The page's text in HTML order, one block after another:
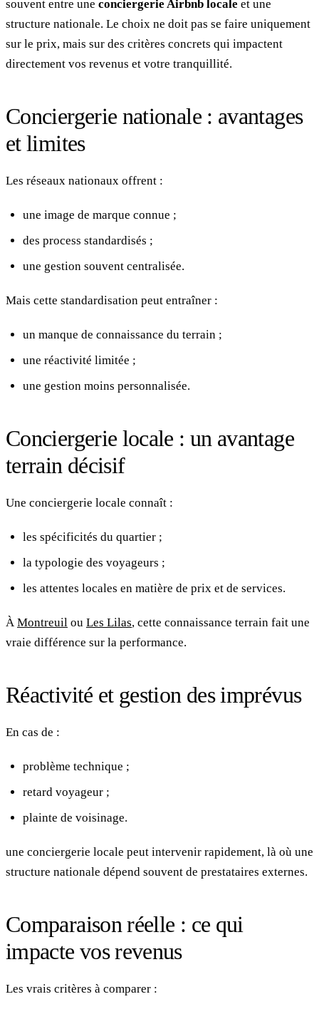
souvent entre une conciergerie Airbnb locale et une
structure nationale. Le choix ne doit pas se faire uniquement
sur le prix, mais sur des critères concrets qui impactent
directement vos revenus et votre tranquillité.
Conciergerie nationale : avantages
et limites
Les réseaux nationaux offrent :
une image de marque connue ;
des process standardisés ;
une gestion souvent centralisée.
Mais cette standardisation peut entraîner :
un manque de connaissance du terrain ;
une réactivité limitée ;
une gestion moins personnalisée.
Conciergerie locale : un avantage
terrain décisif
Une conciergerie locale connaît :
les spécificités du quartier ;
la typologie des voyageurs ;
les attentes locales en matière de prix et de services.
À Montreuil ou Les Lilas, cette connaissance terrain fait une
vraie différence sur la performance.
Réactivité et gestion des imprévus
En cas de :
problème technique ;
retard voyageur ;
plainte de voisinage.
une conciergerie locale peut intervenir rapidement, là où une
structure nationale dépend souvent de prestataires externes.
Comparaison réelle : ce qui
impacte vos revenus
Les vrais critères à comparer :